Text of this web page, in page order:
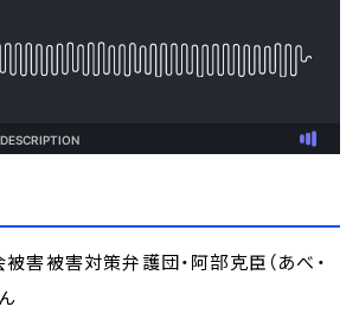
害被害対策弁護団・阿部克臣（あべ・